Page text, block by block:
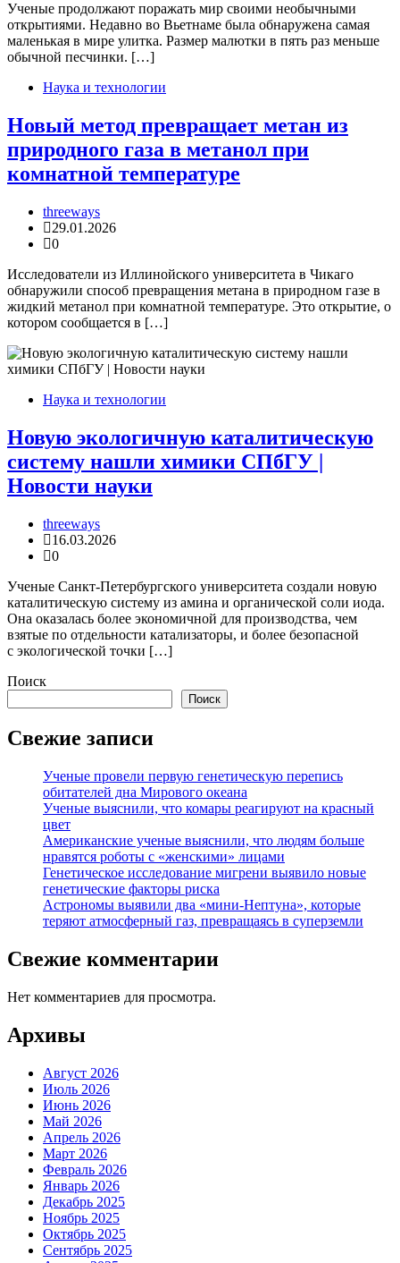
Ученые продолжают поражать мир своими необычными
открытиями. Недавно во Вьетнаме была обнаружена самая
маленькая в мире улитка. Размер малютки в пять раз меньше
обычной песчинки. […]
Наука и технологии
Новый метод превращает метан из
природного газа в метанол при
комнатной температуре
threeways
29.01.2026
0
Исследователи из Иллинойского университета в Чикаго
обнаружили способ превращения метана в природном газе в
жидкий метанол при комнатной температуре. Это открытие, о
котором сообщается в […]
Наука и технологии
Новую экологичную каталитическую
систему нашли химики СПбГУ |
Новости науки
threeways
16.03.2026
0
Ученые Санкт-Петербургского университета создали новую
каталитическую систему из амина и органической соли иода.
Она оказалась более экономичной для производства, чем
взятые по отдельности катализаторы, и более безопасной
с экологической точки […]
Поиск
Поиск
Свежие записи
Ученые провели первую генетическую перепись
обитателей дна Мирового океана
Ученые выяснили, что комары реагируют на красный
цвет
Американские ученые выяснили, что людям больше
нравятся роботы с «женскими» лицами
Генетическое исследование мигрени выявило новые
генетические факторы риска
Астрономы выявили два «мини-Нептуна», которые
теряют атмосферный газ, превращаясь в суперземли
Свежие комментарии
Нет комментариев для просмотра.
Архивы
Август 2026
Июль 2026
Июнь 2026
Май 2026
Апрель 2026
Март 2026
Февраль 2026
Январь 2026
Декабрь 2025
Ноябрь 2025
Октябрь 2025
Сентябрь 2025